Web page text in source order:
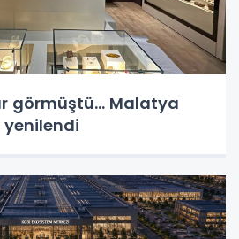
görmüştü... Malatya
yenilendi